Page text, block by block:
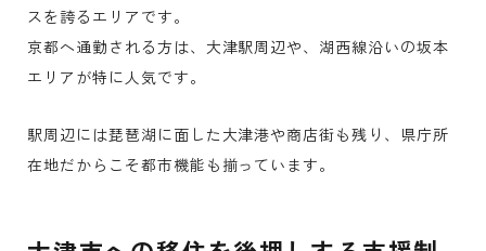
スを誇るエリアです。
京都へ通勤される方は、大津駅周辺や、湖西線沿いの坂本
エリアが特に人気です。
駅周辺には琵琶湖に面した大津港や商店街も残り、県庁所
在地だからこそ都市機能も揃っています。